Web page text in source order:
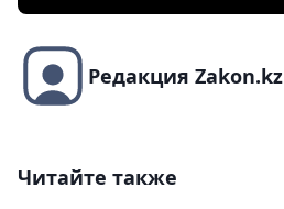
Редакция Zakon.kz
Читайте также